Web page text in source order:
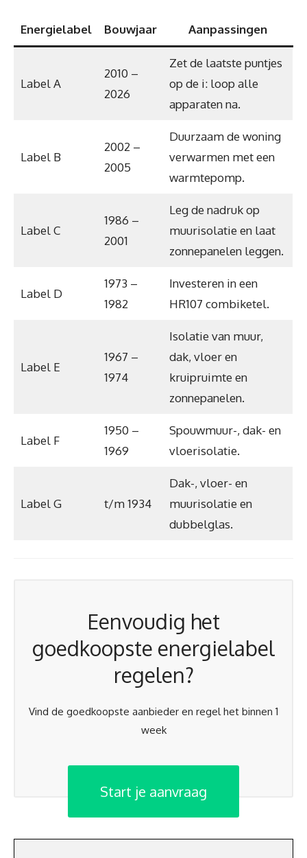
Energielabel Bouwjaar Aanpassingen
Label A
2010 –
2026
Zet de laatste puntjes
op de i: loop alle
apparaten na.
Label B
2002 –
2005
Duurzaam de woning
verwarmen met een
warmtepomp.
Label C
1986 –
2001
Leg de nadruk op
muurisolatie en laat
zonnepanelen leggen.
Label D
1973 –
1982
Investeren in een
HR107 combiketel.
Label E
1967 –
1974
Isolatie van muur,
dak, vloer en
kruipruimte en
zonnepanelen.
Label F
1950 –
1969
Spouwmuur-, dak- en
vloerisolatie.
Label G t/m 1934
Dak-, vloer- en
muurisolatie en
dubbelglas.
Eenvoudig het
goedkoopste energielabel
regelen?
Vind de goedkoopste aanbieder en regel het binnen 1
week
Start je aanvraag